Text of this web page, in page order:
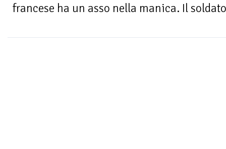
francese ha un asso nella manica. Il